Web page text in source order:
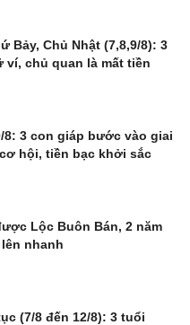
Bảy, Chủ Nhật (7,8,9/8): 3
ví, chủ quan là mất tiền
8: 3 con giáp bước vào giai
hội, tiền bạc khởi sắc
Lộc Buôn Bán, 2 năm
nhanh
(7/8 đến 12/8): 3 tuổi